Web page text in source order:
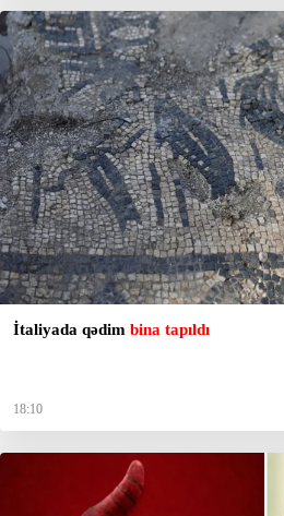
İtaliyada qədim bina tapıldı
18:10